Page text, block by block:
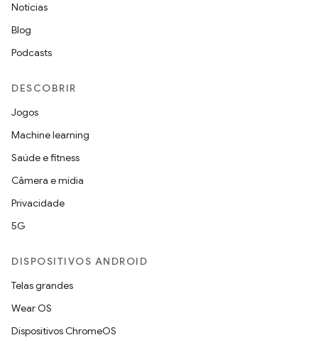
Notícias
Blog
Podcasts
DESCOBRIR
Jogos
Machine learning
Saúde e fitness
Câmera e mídia
Privacidade
5G
DISPOSITIVOS ANDROID
Telas grandes
Wear OS
Dispositivos ChromeOS